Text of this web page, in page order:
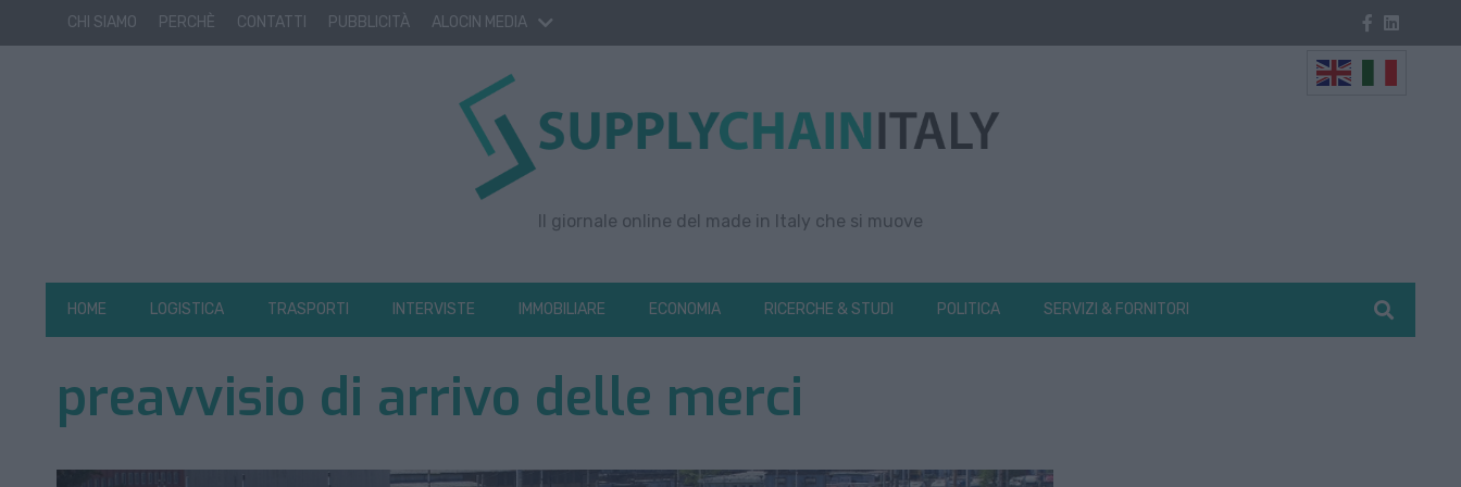
CHI SIAMO PERCHÈ CONTATTI PUBBLICITÀ ALOCIN MEDIA
Il giornale online del made in Italy che si muove
HOME LOGISTICA TRASPORTI INTERVISTE IMMOBILIARE ECONOMIA RICERCHE & STUDI POLITICA SERVIZI & FORNITORI
preavvisio di arrivo delle merci